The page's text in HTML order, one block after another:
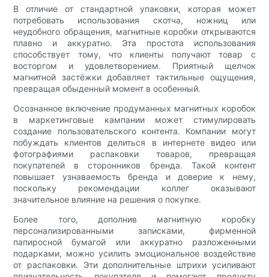
В отличие от стандартной упаковки, которая может
потребовать использования скотча, ножниц или
неудобного обращения, магнитные коробки открываются
плавно и аккуратно. Эта простота использования
способствует тому, что клиенты получают товар с
восторгом и удовлетворением. Приятный щелчок
магнитной застёжки добавляет тактильные ощущения,
превращая обыденный момент в особенный.
Осознанное включение продуманных магнитных коробок
в маркетинговые кампании может стимулировать
создание пользовательского контента. Компании могут
побуждать клиентов делиться в интернете видео или
фотографиями распаковки товаров, превращая
покупателей в сторонников бренда. Такой контент
повышает узнаваемость бренда и доверие к нему,
поскольку рекомендации коллег оказывают
значительное влияние на решения о покупке.
Более того, дополнив магнитную коробку
персонализированными записками, фирменной
папиросной бумагой или аккуратно разложенными
подарками, можно усилить эмоциональное воздействие
от распаковки. Эти дополнительные штрихи усиливают